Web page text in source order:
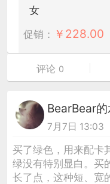
女
促销： ￥ 228.00
评论 0
BearBear的
7月7日 13:03
买了绿色，用来配卡
绿没有特别显白。买
长了点，这种短、宽